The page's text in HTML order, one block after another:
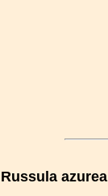
Russula azurea